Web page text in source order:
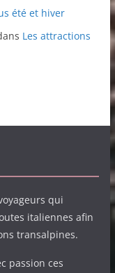
été et hiver
Les attractions
qui
italiennes afin
transalpines.
passion ces